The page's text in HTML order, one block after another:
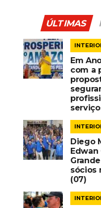
ÚLTIMAS
Em
com a
Diego
sócios
(07)